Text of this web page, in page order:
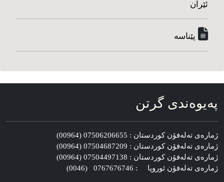
ئێران
پێناسه‌
په‌یوه‌ندی گرتن
ژماره‌ی ته‌له‌فۆن کوردستان : 07506206655 (00964)
ژماره‌ی ته‌له‌فۆن کوردستان : 07504687209 (00964)
ژماره‌ی ته‌له‌فۆن کوردستان : 07504497138 (00964)
ژماره‌ی ته‌له‌فۆن ئوروپا : 0767676746 (0046)